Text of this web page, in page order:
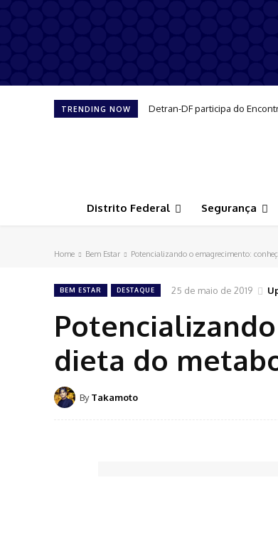
TRENDING NOW Detran-DF participa do
Distrito Federal Segurança
Home Bem Estar Potencializando o emagrecimento:
BEM ESTAR DESTAQUE 25 de maio de 2019
dieta do
By Takamoto